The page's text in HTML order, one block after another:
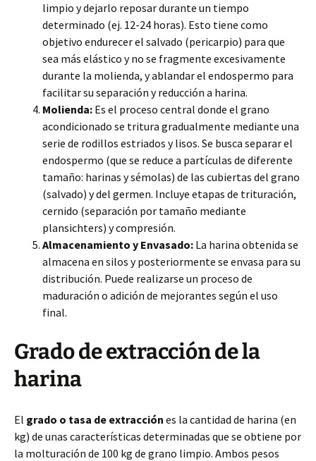
limpio y dejarlo reposar durante un tiempo
determinado (ej. 12-24 horas). Esto tiene como
objetivo endurecer el salvado (pericarpio) para que
sea más elástico y no se fragmente excesivamente
durante la molienda, y ablandar el endospermo para
facilitar su separación y reducción a harina.
Molienda: Es el proceso central donde el grano
acondicionado se tritura gradualmente mediante una
serie de rodillos estriados y lisos. Se busca separar el
endospermo (que se reduce a partículas de diferente
tamaño: harinas y sémolas) de las cubiertas del grano
(salvado) y del germen. Incluye etapas de trituración,
cernido (separación por tamaño mediante
plansichters) y compresión.
Almacenamiento y Envasado: La harina obtenida se
almacena en silos y posteriormente se envasa para su
distribución. Puede realizarse un proceso de
maduración o adición de mejorantes según el uso
final.
Grado de extracción de la
harina
El grado o tasa de extracción es la cantidad de harina (en
kg) de unas características determinadas que se obtiene por
la molturación de 100 kg de grano limpio. Ambos pesos